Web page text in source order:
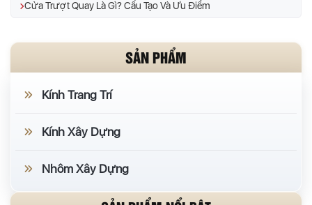
Cửa Trượt Quay Là Gì? Cấu Tạo Và Ưu Điểm
SẢN PHẨM
Kính Trang Trí
Kính Xây Dựng
Nhôm Xây Dựng